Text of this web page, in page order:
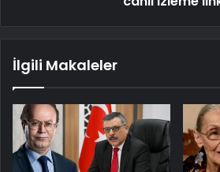
İlgili Makaleler